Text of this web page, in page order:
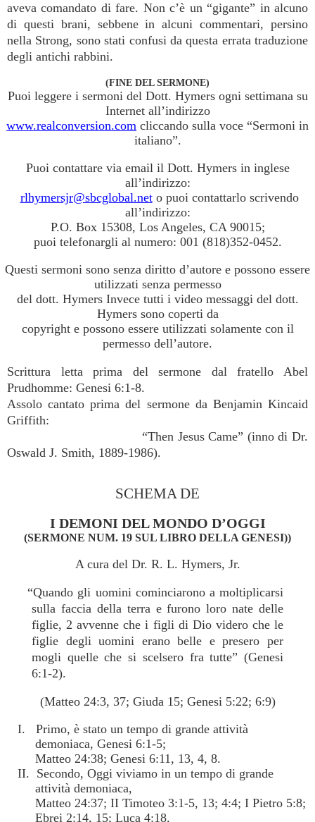
aveva comandato di fare. Non c’è un “gigante” in alcuno
di questi brani, sebbene in alcuni commentari, persino
nella Strong, sono stati confusi da questa errata traduzione
degli antichi rabbini.
(FINE DEL SERMONE)
Puoi leggere i sermoni del Dott. Hymers ogni settimana su
Internet all’indirizzo
www.realconversion.com cliccando sulla voce “Sermoni in
italiano”.
Puoi contattare via email il Dott. Hymers in inglese
all’indirizzo:
rlhymersjr@sbcglobal.neto puoi contattarlo scrivendo
all’indirizzo:
P.O. Box 15308, Los Angeles, CA 90015;
puoi telefonargli al numero: 001 (818)352-0452.
Questi sermoni sono senza diritto d’autore e possono essere
utilizzati senza permesso
del dott. Hymers Invece tutti i video messaggi del dott.
Hymers sono coperti da
copyright e possono essere utilizzati solamente con il
permesso dell’autore.
Scrittura letta prima del sermone dal fratello Abel
Prudhomme: Genesi 6:1-8.
Assolo cantato prima del sermone da Benjamin Kincaid
Griffith:
“Then Jesus Came” (inno di Dr.
Oswald J. Smith, 1889-1986).
SCHEMA DE
I DEMONI DEL MONDO D’OGGI
(SERMONE NUM. 19 SUL LIBRO DELLA GENESI))
A cura del Dr. R. L. Hymers, Jr.
“Quando gli uomini cominciarono a moltiplicarsi
sulla faccia della terra e furono loro nate delle
figlie, 2 avvenne che i figli di Dio videro che le
figlie degli uomini erano belle e presero per
mogli quelle che si scelsero fra tutte” (Genesi
6:1-2).
(Matteo 24:3, 37; Giuda 15; Genesi 5:22; 6:9)
I. Primo, è stato un tempo di grande attività
demoniaca, Genesi 6:1-5;
Matteo 24:38; Genesi 6:11, 13, 4, 8.
II. Secondo, Oggi viviamo in un tempo di grande
attività demoniaca,
Matteo 24:37; II Timoteo 3:1-5, 13; 4:4; I Pietro 5:8;
Ebrei 2:14, 15; Luca 4:18.